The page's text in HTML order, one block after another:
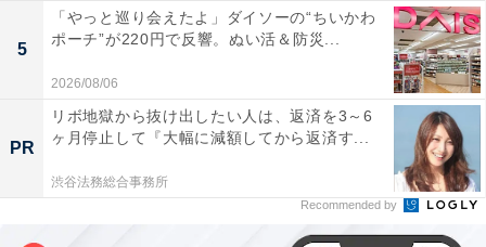
5
「やっと巡り会えたよ」ダイソーの“ちいかわ
ポーチ”が220円で反響。ぬい活＆防災...
2026/08/06
PR
リボ地獄から抜け出したい人は、返済を3～6
ヶ月停止して『大幅に減額してから返済す...
渋谷法務総合事務所
Recommended by